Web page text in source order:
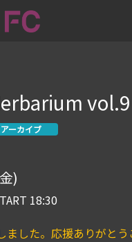
vol.9
アーカイブ
)
18:30
ました。応援ありがとう